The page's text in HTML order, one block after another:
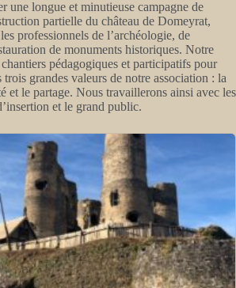
une longue et minutieuse campagne de
partielle du château de Domeyrat,
professionnels de l’archéologie, de
de monuments historiques. Notre
pédagogiques et participatifs pour
grandes valeurs de notre association : la
et le partage. Nous travaillerons ainsi avec les
et le grand public.